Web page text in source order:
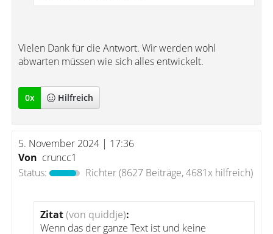
Vielen Dank für die Antwort. Wir werden wohl
abwarten müssen wie sich alles entwickelt.
0x Hilfreich
5. November 2024 | 17:36
Von cruncc1
Status:
Richter(8627 Beiträge, 4681x hilfreich)
Zitat(von quiddje):
Wenn das der ganze Text ist und keine